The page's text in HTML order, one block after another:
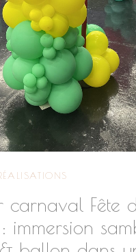
carnaval Fête
immersion